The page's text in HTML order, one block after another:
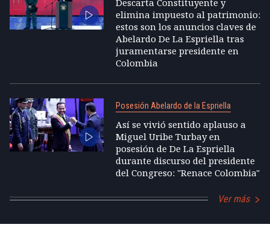
elimina impuesto al patrimonio:
estos son los anuncios claves de
Abelardo De La Espriella tras
juramentarse presidente en
Colombia
Posesión Abelardo de la Espriella
Así se vivió sentido aplauso a
Miguel Uribe Turbay en
posesión de De La Espriella
durante discurso del presidente
del Congreso: "Renace Colombia"
Ver más